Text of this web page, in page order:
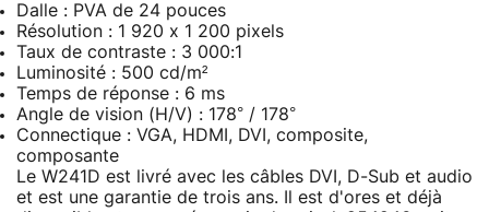
Dalle : PVA de 24 pouces
Résolution : 1 920 x 1 200 pixels
Taux de contraste : 3 000:1
Luminosité : 500 cd/m²
Temps de réponse : 6 ms
Angle de vision (H/V) : 178° / 178°
Connectique : VGA, HDMI, DVI, composite,
composante
Le W241D est livré avec les câbles DVI, D-Sub et audio
et est une garantie de trois ans. Il est d'ores et déjà